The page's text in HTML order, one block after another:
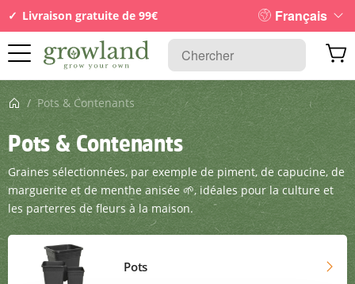
Livraison gratuite de 99€ Français
Page d’accueil
/ Pots & Contenants
Pots & Contenants
Graines sélectionnées, par exemple de piment, de capucine, de
marguerite et de menthe anisée 🌱, idéales pour la culture et
les parterres de fleurs à la maison.
Pots